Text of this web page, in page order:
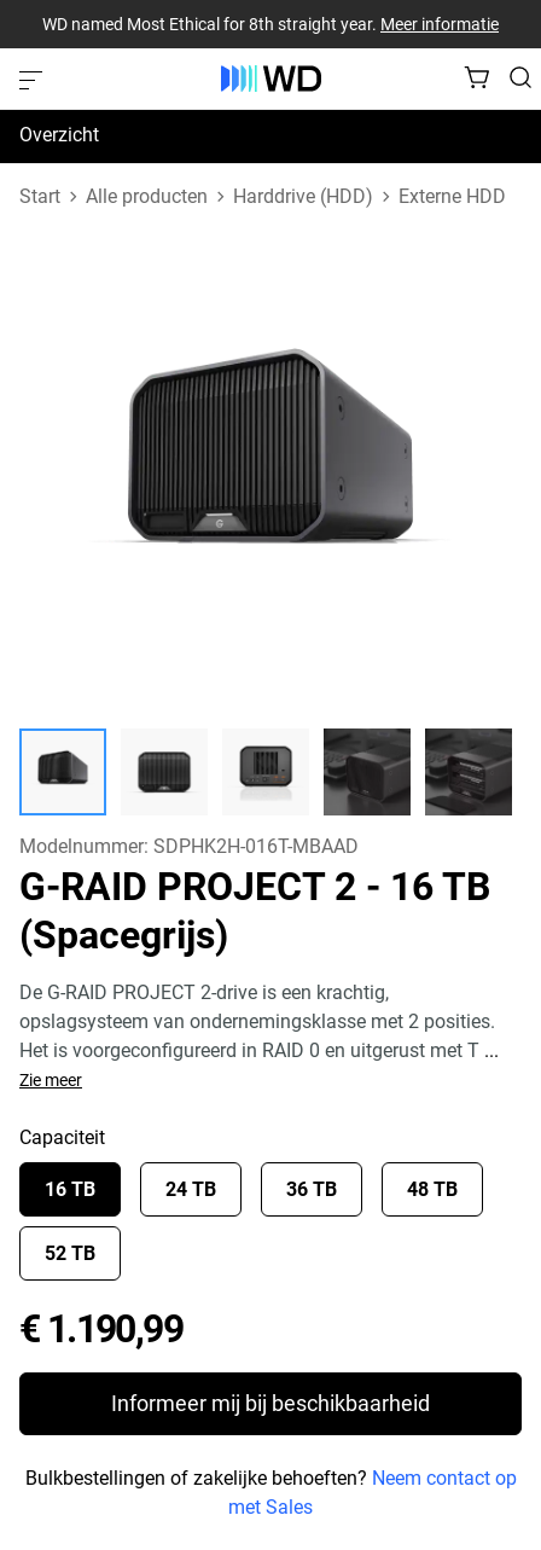
WD named Most Ethical for 8th straight year. Meer informatie
Overzicht
Specificaties
Start Alle producten Harddrive (HDD) Externe HDD
Modelnummer: SDPHK2H-016T-MBAAD
G-RAID PROJECT 2 - 16 TB
(Spacegrijs)
De G-RAID PROJECT 2-drive is een krachtig,
opslagsysteem van ondernemingsklasse met 2 posities.
Het is voorgeconfigureerd in RAID 0 en uitgerust met T ...
Zie meer
Capaciteit
16 TB 24 TB 36 TB 48 TB
52 TB
€ 1.190,99Price € 1.190,99
Informeer mij bij beschikbaarheid
Bulkbestellingen of zakelijke behoeften? Neem contact op
met Sales